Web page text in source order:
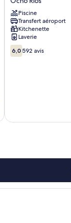
Resort
Ocho
Rios
Piscine
Transfert aéroport
Kitchenette
Laverie
6.0
sur
6,0 592 avis